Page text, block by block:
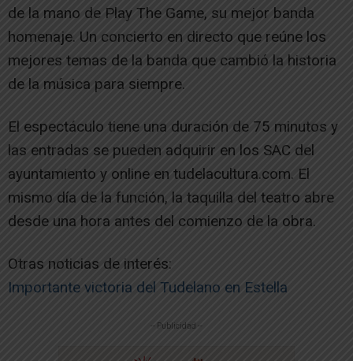
de la mano de Play The Game, su mejor banda
homenaje. Un concierto en directo que reúne los
mejores temas de la banda que cambió la historia
de la música para siempre.
El espectáculo tiene una duración de 75 minutos y
las entradas se pueden adquirir en los SAC del
ayuntamiento y online en tudelacultura.com. El
mismo día de la función, la taquilla del teatro abre
desde una hora antes del comienzo de la obra.
Otras noticias de interés:
Importante victoria del Tudelano en Estella
-- Publicidad --